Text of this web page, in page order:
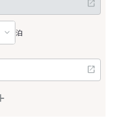
泊